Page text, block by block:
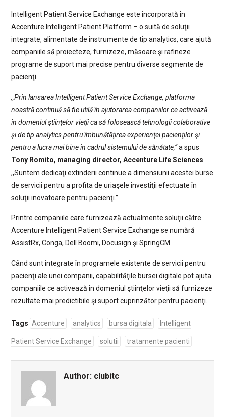
Intelligent Patient Service Exchange este incorporată în
Accenture Intelligent Patient Platform – o suită de soluţii
integrate, alimentate de instrumente de tip analytics, care ajută
companiile să proiecteze, furnizeze, măsoare şi rafineze
programe de suport mai precise pentru diverse segmente de
pacienţi.
,,Prin lansarea Intelligent Patient Service Exchange, platforma
noastră continuă să fie utilă în ajutorarea companiilor ce activează
în domeniul ştiinţelor vieţii ca să folosească tehnologii colaborative
şi de tip analytics pentru îmbunătăţirea experienţei pacienţilor şi
pentru a lucra mai bine în cadrul sistemului de sănătate,”a spus
Tony Romito, managing director, Accenture Life Sciences
,,Suntem dedicaţi extinderii continue a dimensiunii acestei burse
de servicii pentru a profita de uriaşele investiţii efectuate în
soluţii inovatoare pentru pacienţi.”
Printre companiile care furnizează actualmente soluţii către
Accenture Intelligent Patient Service Exchange se numără
AssistRx, Conga, Dell Boomi, Docusign şi SpringCM.
Când sunt integrate în programele existente de servicii pentru
pacienţi ale unei companii, capabilităţile bursei digitale pot ajuta
companiile ce activează în domeniul ştiinţelor vieţii să furnizeze
rezultate mai predictibile şi suport cuprinzător pentru pacienţi.
Tags Accenture analytics bursa digitala Intelligent
Patient Service Exchange solutii tratamente pacienti
Author: clubitc